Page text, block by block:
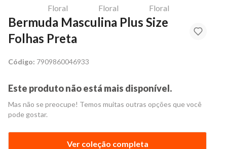
Bermuda Masculina Plus Size
Folhas Preta
Código: 7909860046933
Este produto não está mais disponível.
Mas não se preocupe! Temos muitas outras opções que você
pode gostar.
Ver coleção completa